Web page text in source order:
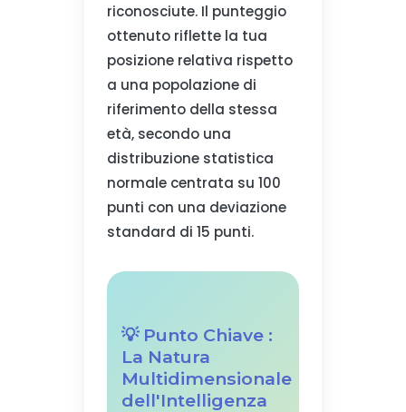
riconosciute. Il punteggio
ottenuto riflette la tua
posizione relativa rispetto
a una popolazione di
riferimento della stessa
età, secondo una
distribuzione statistica
normale centrata su 100
punti con una deviazione
standard di 15 punti.
💡 Punto Chiave :
La Natura
Multidimensionale
dell'Intelligenza